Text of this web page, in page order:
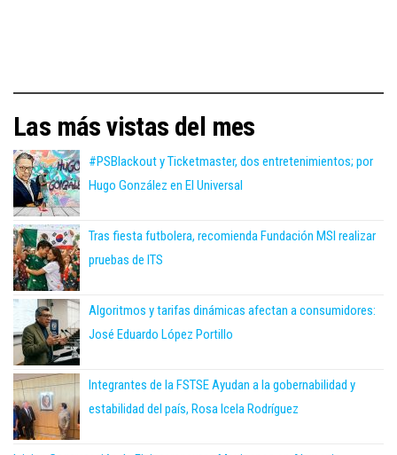
Las más vistas del mes
#PSBlackout y Ticketmaster, dos entretenimientos; por
Hugo González en El Universal
Tras fiesta futbolera, recomienda Fundación MSI realizar
pruebas de ITS
Algoritmos y tarifas dinámicas afectan a consumidores:
José Eduardo López Portillo
Integrantes de la FSTSE Ayudan a la gobernabilidad y
estabilidad del país, Rosa Icela Rodríguez